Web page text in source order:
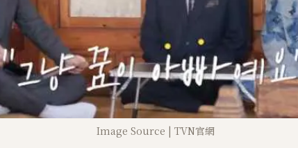
Image Source | TVN官網